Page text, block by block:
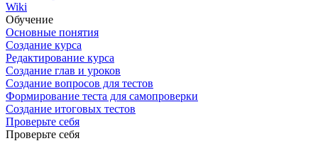
Wiki
Обучение
Основные понятия
Создание курса
Редактирование курса
Создание глав и уроков
Создание вопросов для тестов
Формирование теста для самопроверки
Создание итоговых тестов
Проверьте себя
Проверьте себя